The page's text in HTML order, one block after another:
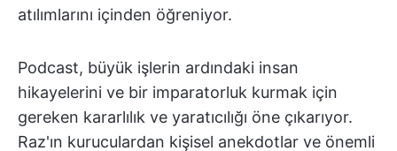
atılımlarını içinden öğreniyor.
Podcast, büyük işlerin ardındaki insan
hikayelerini ve bir imparatorluk kurmak için
gereken kararlılık ve yaratıcılığı öne çıkarıyor.
Raz'ın kuruculardan kişisel anekdotlar ve önemli